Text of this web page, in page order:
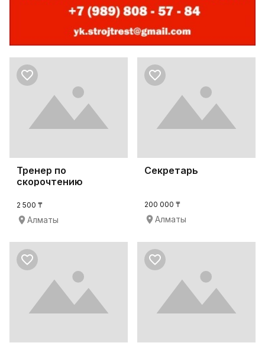
Тренер по
скорочтению
2 500 ₸
Алматы
Секретарь
200 000 ₸
Алматы